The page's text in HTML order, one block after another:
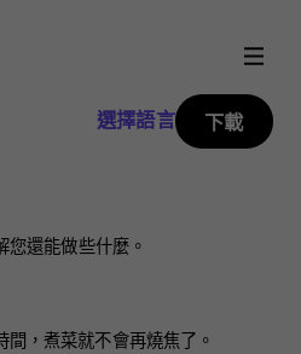
選擇語言 下載
您還能做些什麼。
，煮菜就不會再燒焦了。